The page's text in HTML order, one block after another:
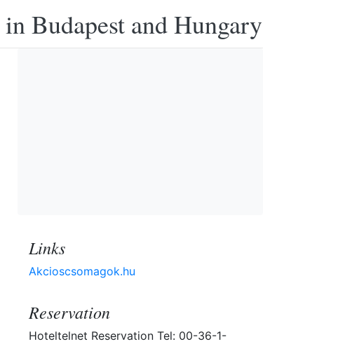
Budapest and Hungary
Links
Akcioscsomagok.hu
Reservation
Hoteltelnet Reservation Tel: 00-36-1-